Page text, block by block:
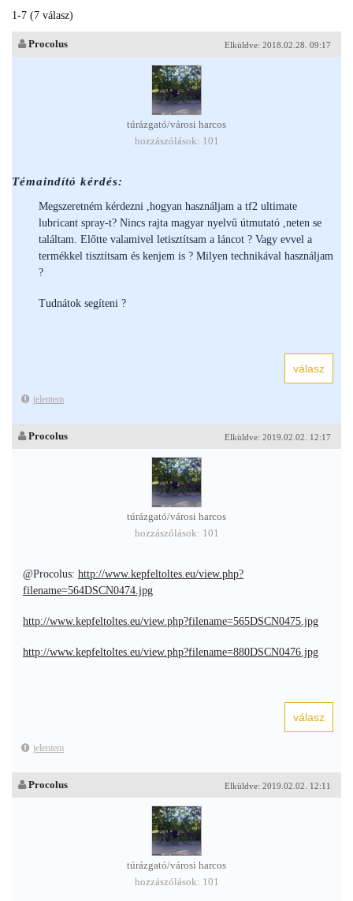
1-7 (7 válasz)
Elküldve: 2018.02.28. 09:17
Procolus
túrázgató/városi harcos
hozzászólások: 101
Témaindító kérdés:
Megszeretném kérdezni ,hogyan használjam a tf2 ultimate
lubricant spray-t? Nincs rajta magyar nyelvű útmutató ,neten se
találtam. Előtte valamivel letisztítsam a láncot ? Vagy evvel a
termékkel tisztítsam és kenjem is ? Milyen technikával használjam
?
Tudnátok segíteni ?
jelentem
Elküldve: 2019.02.02. 12:17
Procolus
túrázgató/városi harcos
hozzászólások: 101
@Procolus: http://www.kepfeltoltes.eu/view.php?
filename=564DSCN0474.jpg
http://www.kepfeltoltes.eu/view.php?filename=565DSCN0475.jpg
http://www.kepfeltoltes.eu/view.php?filename=880DSCN0476.jpg
jelentem
Elküldve: 2019.02.02. 12:11
Procolus
túrázgató/városi harcos
hozzászólások: 101